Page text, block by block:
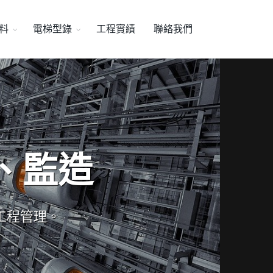
電梯型錄 工程實績 聯絡我們
監造
程管理。